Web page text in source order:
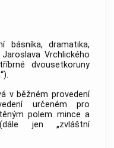
básníka, dramatika,
Vrchlického
dvousetkoruny
v běžném provedení
určeném pro
polem mince a
jen „zvláštní